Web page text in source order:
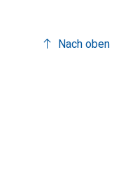
Nach oben